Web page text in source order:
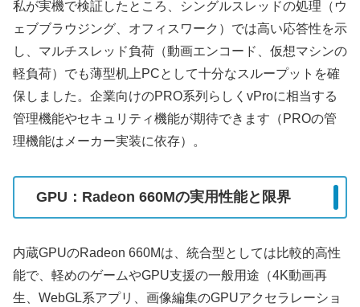
私が実機で検証したところ、シングルスレッドの処理（ウ
ェブブラウジング、オフィスワーク）では高い応答性を示
し、マルチスレッド負荷（動画エンコード、仮想マシンの
軽負荷）でも薄型机上PCとして十分なスループットを確
保しました。企業向けのPRO系列らしくvProに相当する
管理機能やセキュリティ機能が期待できます（PROの管
理機能はメーカー実装に依存）。
GPU：Radeon 660Mの実用性能と限界
内蔵GPUのRadeon 660Mは、統合型としては比較的高性
能で、軽めのゲームやGPU支援の一般用途（4K動画再
生、WebGL系アプリ、画像編集のGPUアクセラレーショ